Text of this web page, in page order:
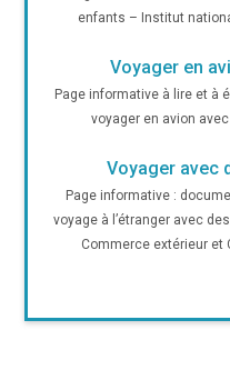
enfants – Institut
Voyager en
Page informative à lire et à
voyager en avion
Voyager avec
Page informative :
voyage à l’étranger avec
Commerce extérieur et